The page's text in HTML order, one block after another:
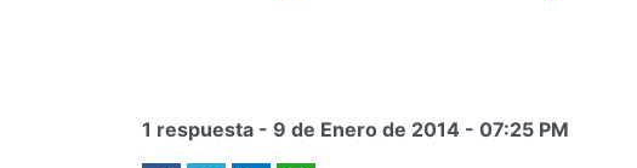
1 respuesta - 9 de Enero de 2014 - 07:25 PM